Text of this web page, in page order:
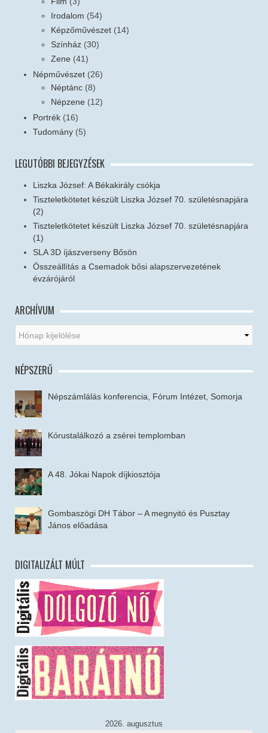
Irodalom (54)
Képzőművészet (14)
Színház (30)
Zene (41)
Népművészet (26)
Néptánc (8)
Népzene (12)
Portrék (16)
Tudomány (5)
LEGUTÓBBI BEJEGYZÉSEK
Liszka József: A Békakirály csókja
Tiszteletkötetet készült Liszka József 70. születésnapjára
(2)
Tiszteletkötetet készült Liszka József 70. születésnapjára
(1)
SLA 3D íjászverseny Bősön
Összeállítás a Csemadok bősi alapszervezetének
évzárójáról
ARCHÍVUM
NÉPSZERŰ
Népszámlálás konferencia, Fórum Intézet, Somorja
Kórustalálkozó a zsérei templomban
A 48. Jókai Napok díjkiosztója
Gombaszögi DH Tábor – A megnyitó és Pusztay
János előadása
DIGITALIZÁLT MÚLT
2026. augusztus